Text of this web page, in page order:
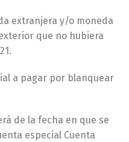
extranjera y/o moneda
que no hubiera
a pagar por blanquear
de la fecha en que se
especial Cuenta